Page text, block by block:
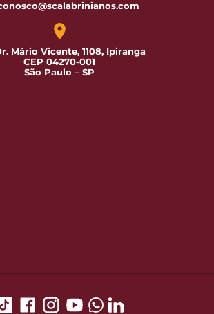
Mário Vicente, 1108, Ipiranga
CEP 04270-001
São Paulo – SP